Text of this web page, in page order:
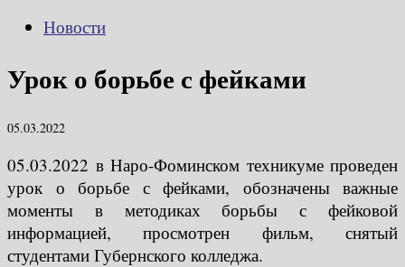
Новости
Урок о борьбе с фейками
05.03.2022
05.03.2022 в Наро-Фоминском техникуме проведен
урок о борьбе с фейками, обозначены важные
моменты в методиках борьбы с фейковой
информацией, просмотрен фильм, снятый
студентами Губернского колледжа.